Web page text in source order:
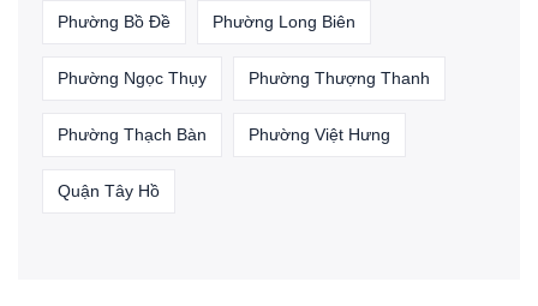
Phường Bồ Đề Phường Long Biên
Phường Ngọc Thụy Phường Thượng Thanh
Phường Thạch Bàn Phường Việt Hưng
Quận Tây Hồ